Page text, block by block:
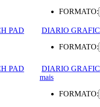
FORMATO:
DIARIO
FORMATO:
DIARIO
mais
FORMATO: